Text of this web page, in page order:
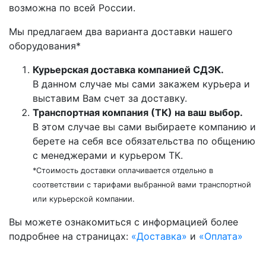
возможна по всей России.
Мы предлагаем два варианта доставки нашего
оборудования*
Курьерская доставка компанией СДЭК.
В данном случае мы сами закажем курьера и
выставим Вам счет за доставку.
Транспортная компания (ТК) на ваш выбор.
В этом случае вы сами выбираете компанию и
берете на себя все обязательства по общению
с менеджерами и курьером ТК.
*Стоимость доставки оплачивается отдельно в
соответствии с тарифами выбранной вами транспортной
или курьерской компании.
Вы можете ознакомиться c информацией более
подробнее на страницах: «Доставка» и «Оплата»